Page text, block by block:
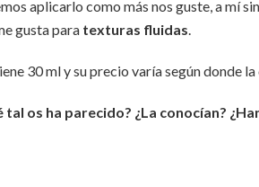
aplicarlo como más nos guste, a mí
gusta para texturas fluidas.
30 ml y su precio varía según donde
tal os ha parecido? ¿La conocían?